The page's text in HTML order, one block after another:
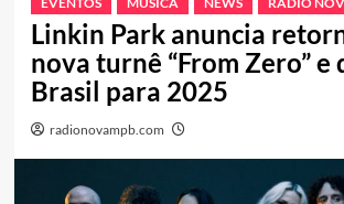
Linkin Park anuncia
nova turnê “From Zero” e
Brasil para 2025
radionovampb.com